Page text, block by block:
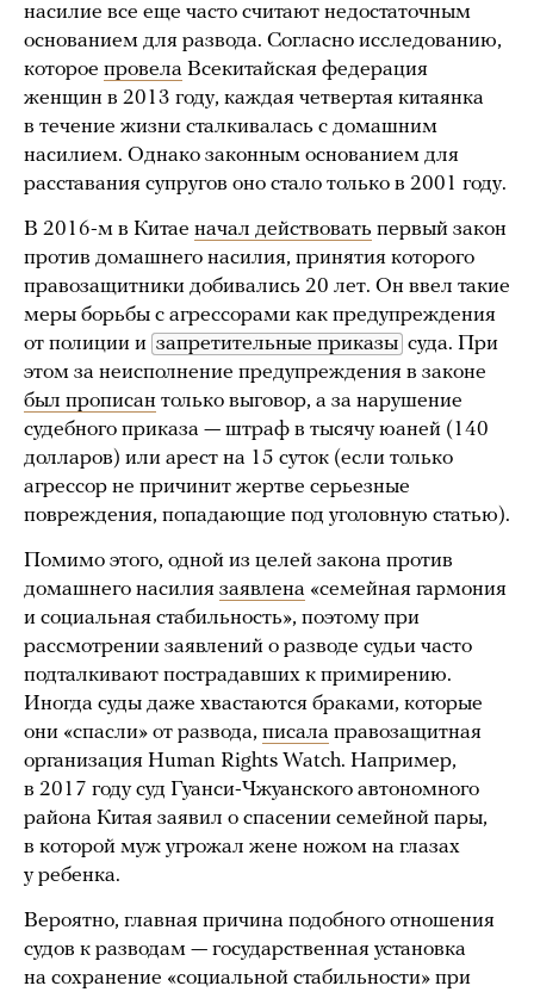
насилие все еще часто считают недостаточным
основанием для развода. Согласно исследованию,
которое провела Всекитайская федерация
женщин в 2013 году, каждая четвертая китаянка
в течение жизни сталкивалась с домашним
насилием. Однако законным основанием для
расставания супругов оно стало только в 2001 году.
В 2016-м в Китае начал действовать первый закон
против домашнего насилия, принятия которого
правозащитники добивались 20 лет. Он ввел такие
меры борьбы с агрессорами как предупреждения
от полиции и запретительные приказы суда. При
этом за неисполнение предупреждения в законе
был прописан только выговор, а за нарушение
судебного приказа — штраф в тысячу юаней (140
долларов) или арест на 15 суток (если только
агрессор не причинит жертве серьезные
повреждения, попадающие под уголовную статью).
Помимо этого, одной из целей закона против
домашнего насилия заявлена «семейная гармония
и социальная стабильность», поэтому при
рассмотрении заявлений о разводе судьи часто
подталкивают пострадавших к примирению.
Иногда суды даже хвастаются браками, которые
они «спасли» от развода, писала правозащитная
организация Human Rights Watch. Например,
в 2017 году суд Гуанси-Чжуанского автономного
района Китая заявил о спасении семейной пары,
в которой муж угрожал жене ножом на глазах
у ребенка.
Вероятно, главная причина подобного отношения
судов к разводам — государственная установка
на сохранение «социальной стабильности» при